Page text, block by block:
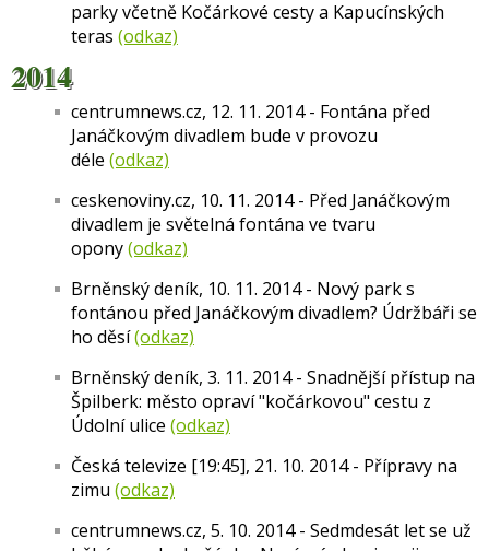
parky včetně Kočárkové cesty a Kapucínských
teras (odkaz)
2014
centrumnews.cz, 12. 11. 2014 - Fontána před
Janáčkovým divadlem bude v provozu
déle (odkaz)
ceskenoviny.cz, 10. 11. 2014 - Před Janáčkovým
divadlem je světelná fontána ve tvaru
opony(odkaz)
Brněnský deník, 10. 11. 2014 - Nový park s
fontánou před Janáčkovým divadlem? Údržbáři se
ho děsí(odkaz)
Brněnský deník, 3. 11. 2014 - Snadnější přístup na
Špilberk: město opraví "kočárkovou" cestu z
Údolní ulice (odkaz)
Česká televize [19:45], 21. 10. 2014 - Přípravy na
zimu (odkaz)
centrumnews.cz, 5. 10. 2014 - Sedmdesát let se už